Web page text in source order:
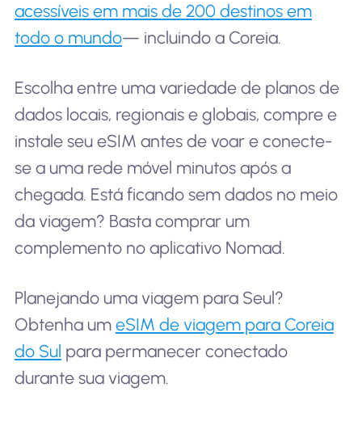
acessíveis em mais de 200 destinos em
todo o mundo— incluindo a Coreia.
Escolha entre uma variedade de planos de
dados locais, regionais e globais, compre e
instale seu eSIM antes de voar e conecte-
se a uma rede móvel minutos após a
chegada. Está ficando sem dados no meio
da viagem? Basta comprar um
complemento no aplicativo Nomad.
Planejando uma viagem para Seul?
Obtenha um eSIM de viagem para Coreia
do Sul para permanecer conectado
durante sua viagem.